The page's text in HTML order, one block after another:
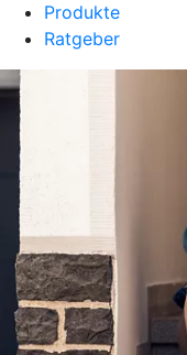
Produkte
Ratgeber